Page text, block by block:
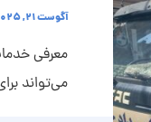
آگوست ۲۱, ۲۰۲۵
معرفی
می‌تواند